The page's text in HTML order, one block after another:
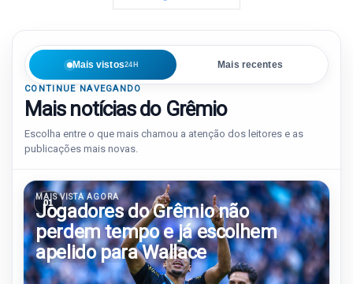
Mais vistos24H Mais recentes
CONTINUE NAVEGANDO
Mais notícias do Grêmio
Escolha entre o que mais chamou a atenção dos leitores e as
publicações mais novas.
01
MAIS VISTA AGORA
Jogadores do Grêmio não
perdem tempo e já escolhem
apelido para Wallace